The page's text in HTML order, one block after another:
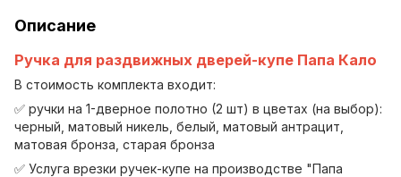
Описание
Ручка для раздвижных дверей-купе Папа Кало
В стоимость комплекта входит:
✅ ручки на 1-дверное полотно (2 шт) в цветах (на выбор):
черный, матовый никель, белый, матовый антрацит,
матовая бронза, старая бронза
✅ Услуга врезки ручек-купе на производстве "Папа